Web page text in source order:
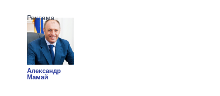
Александр
Мамай